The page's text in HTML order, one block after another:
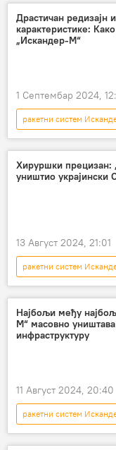
Специјална војна
Русија
Драстичан редизајн
карактеристике:
„Искандер-М“
1 Септембар 2024,
ракетни систем
Русија
Русија
Хируршки прецизан:
уништио украјински
13 Август 2024, 21:01
ракетни систем
Видео-клуб
Русија – војска и
Специјална војна
Најбољи међу
М“ масовно уништава
инфраструктуру
11 Август 2024, 20:40
ракетни систем
Русија
Русија